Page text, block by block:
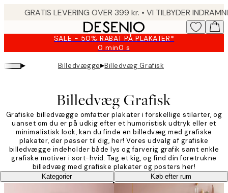
SALE - 50% RABAT PÅ PLAKATER*
0 min0 s
Gyldig
indtil:
2026-
▸ Billedvægge▸Billedvæg Grafisk
Billedvæg Grafisk
Grafiske billedvægge omfatter plakater i forskellige stilarter, og
uanset om du er på udkig efter et humoristisk udtryk eller et
minimalistisk look, kan du finde en billedvæg med grafiske
plakater, der passer til dig, her! Vores udvalg af grafiske
billedvægge indeholder både lys og farverig grafik samt enkle
grafiske motiver i sort-hvid. Tag et kig, og find din foretrukne
billedvæg med grafiske plakater og posters her!
Kategorier Køb efter rum